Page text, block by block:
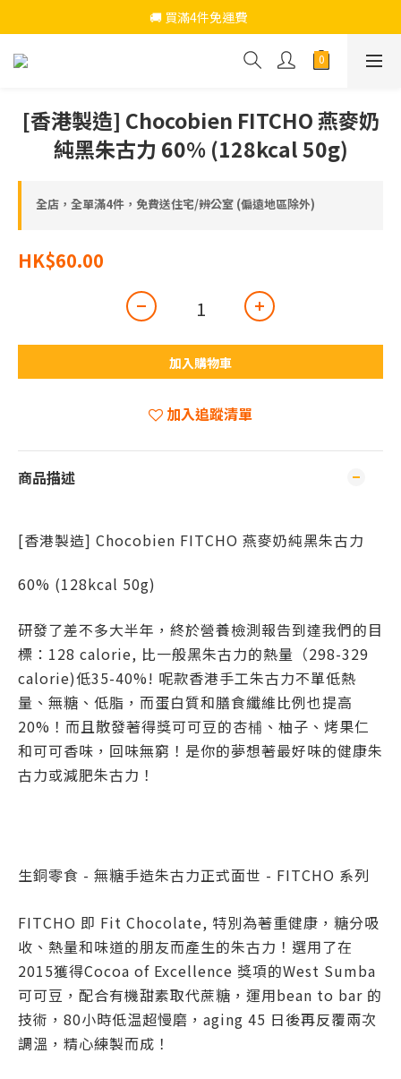
🚚 買滿4件免運費
🚚 買滿4件免運費
仲可以去HerePrice加購超抵貨品
[香港製造] Chocobien FITCHO 燕麥奶
純黑朱古力 60% (128kcal 50g)
全店，全單滿4件，免費送住宅/辨公室 (偏遠地區除外)
HK$60.00
加入購物車
加入追蹤清單
商品描述
[香港製造] Chocobien FITCHO 燕麥奶純黑朱古力
60% (128kcal 50g)
研發了差不多大半年，終於營養檢測報告到達我們的目
標：128 calorie, 比一般黑朱古力的熱量（298-329
calorie)低35-40%! 呢款香港手工朱古力不單低熱
量、無糖、低脂，而蛋白質和膳食纖維比例也提高
20%！而且散發著得獎可可豆的杏㭪、柚子、烤果仁
和可可香味，回味無窮！是你的夢想著最好味的健康朱
古力或減肥朱古力！
生銅零食 - 無糖手造朱古力正式面世 - FITCHO 系列
FITCHO 即 Fit Chocolate, 特別為著重健康，糖分吸
收、熱量和味道的朋友而產生的朱古力！選用了在
2015獲得Cocoa of Excellence 獎項的West Sumba
可可豆，配合有機甜素取代蔗糖，運用bean to bar 的
技術，80小時低温超慢磨，aging 45 日後再反覆兩次
調溫，精心練製而成！